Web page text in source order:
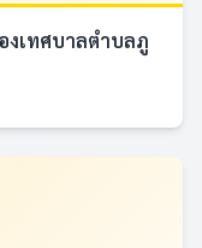
งเทศบาลตำบลภู